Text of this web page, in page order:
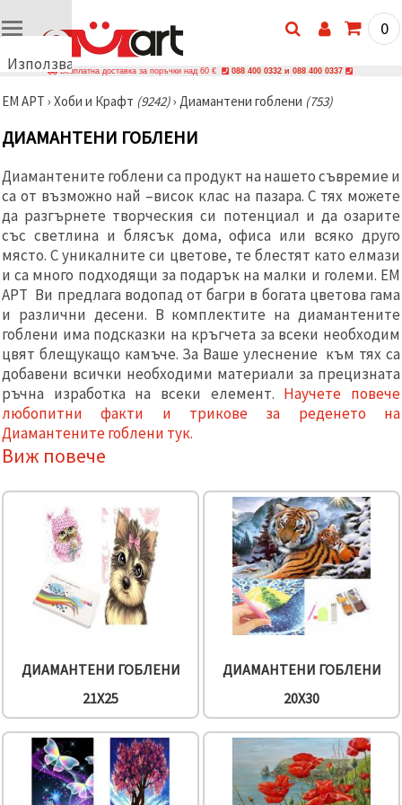
Използваме
🍪
бисквитки
и подобни
за да
осигурим
работа на
сайта, да
подобрим
изживяване
и, с твое
съгласие,
да
анализираме
трафика и
да
показваме
по-
релевантно
и реклами,
включително
с помощта
партньори
за анализ
маркетинг.
Можеш да
съгласиш
използваме
като
натиснеш
или да
посочиш
предпочитанията
"Настройки",
0
Безплатна доставка за поръчки над 60 € 088 400 0332 и 088 400 0337
ЕМ АРТ › Хоби и Крафт (9242)› Диамантени гоблени (753)
ДИАМАНТЕНИ ГОБЛЕНИ
Диамантените гоблени са продукт на нашето съвремие и
са от възможно най –висок клас на пазара. С тях можете
да разгърнете творческия си потенциал и да озарите
със светлина и блясък дома, офиса или всяко друго
място. С уникалните си цветове, те блестят като елмази
и са много подходящи за подарък на малки и големи. ЕМ
АРТ Ви предлага водопад от багри в богата цветова гама
и различни десени. В комплектите на диамантените
гоблени има подсказки на кръгчета за всеки необходим
цвят блещукащо камъче. За Ваше улеснение към тях са
добавени всички необходими материали за прецизната
ръчна изработка на всеки елемент. Научете повече
любопитни факти и трикове за реденето на
Диамантените гоблени тук.
Виж повече
ДИАМАНТЕНИ ГОБЛЕНИ
21X25
ДИАМАНТЕНИ ГОБЛЕНИ
20X30